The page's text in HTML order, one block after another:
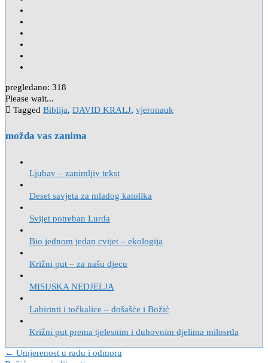
pregledano: 318
Please wait...
Tagged Biblija, DAVID KRALJ, vjeronauk
možda vas zanima
Ljubav – zanimljiv tekst
Deset savjeta za mladog katolika
Svijet potreban Lurda
Bio jednom jedan cvijet – ekologija
Križni put – za našu djecu
MISIJSKA NEDJELJA
Labirinti i točkalice – došašće i Božić
Križni put prema tjelesnim i duhovnim djelima milosrđa
Navigacija
← Umjerenost u radu i odmoru